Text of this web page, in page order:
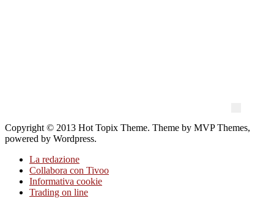
Copyright © 2013 Hot Topix Theme. Theme by MVP Themes,
powered by Wordpress.
La redazione
Collabora con Tivoo
Informativa cookie
Trading on line